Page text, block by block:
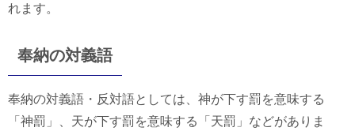
れます。
奉納の対義語
奉納の対義語・反対語としては、神が下す罰を意味する
「神罰」、天が下す罰を意味する「天罰」などがありま